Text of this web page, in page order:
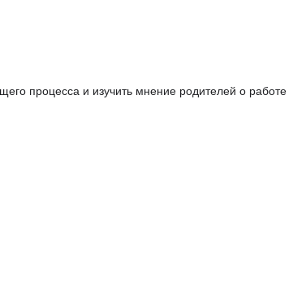
процесса и изучить мнение родителей о работе